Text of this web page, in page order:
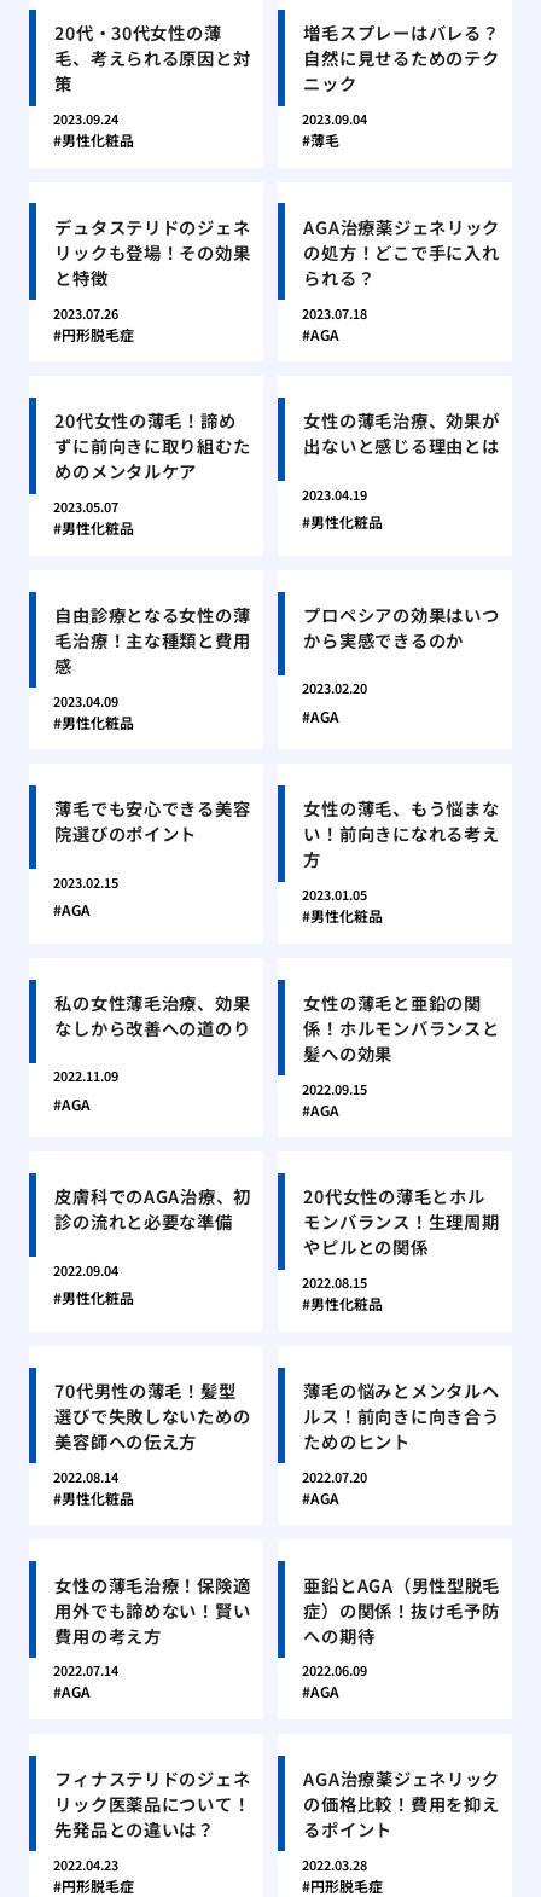
20代・30代女性の薄
毛、考えられる原因と対
策
2023.09.24
男性化粧品
増毛スプレーはバレる？
自然に見せるためのテク
ニック
2023.09.04
薄毛
デュタステリドのジェネ
リックも登場！その効果
と特徴
2023.07.26
円形脱毛症
AGA治療薬ジェネリック
の処方！どこで手に入れ
られる？
2023.07.18
AGA
20代女性の薄毛！諦め
ずに前向きに取り組むた
めのメンタルケア
2023.05.07
男性化粧品
女性の薄毛治療、効果が
出ないと感じる理由とは
2023.04.19
男性化粧品
自由診療となる女性の薄
毛治療！主な種類と費用
感
2023.04.09
男性化粧品
プロペシアの効果はいつ
から実感できるのか
2023.02.20
AGA
薄毛でも安心できる美容
院選びのポイント
2023.02.15
AGA
女性の薄毛、もう悩まな
い！前向きになれる考え
方
2023.01.05
男性化粧品
私の女性薄毛治療、効果
なしから改善への道のり
2022.11.09
AGA
女性の薄毛と亜鉛の関
係！ホルモンバランスと
髪への効果
2022.09.15
AGA
皮膚科でのAGA治療、初
診の流れと必要な準備
2022.09.04
男性化粧品
20代女性の薄毛とホル
モンバランス！生理周期
やピルとの関係
2022.08.15
男性化粧品
70代男性の薄毛！髪型
選びで失敗しないための
美容師への伝え方
2022.08.14
男性化粧品
薄毛の悩みとメンタルヘ
ルス！前向きに向き合う
ためのヒント
2022.07.20
AGA
女性の薄毛治療！保険適
用外でも諦めない！賢い
費用の考え方
2022.07.14
AGA
亜鉛とAGA（男性型脱毛
症）の関係！抜け毛予防
への期待
2022.06.09
AGA
フィナステリドのジェネ
リック医薬品について！
先発品との違いは？
2022.04.23
円形脱毛症
AGA治療薬ジェネリック
の価格比較！費用を抑え
るポイント
2022.03.28
円形脱毛症